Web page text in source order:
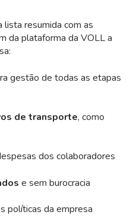
lista resumida com as
da plataforma da VOLL a
gestão de todas as etapas
de transporte, como
dos colaboradores
e sem burocracia
políticas da empresa